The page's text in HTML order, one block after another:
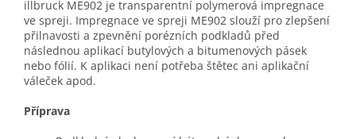
illbruck ME902 je transparentní polymerová impregnace
ve spreji. Impregnace ve spreji ME902 slouží pro zlepšení
přilnavosti a zpevnění porézních podkladů před
následnou aplikací butylových a bitumenových pásek
nebo fólií. K aplikaci není potřeba štětec ani aplikační
váleček apod.
Příprava